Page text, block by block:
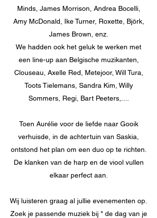
Minds, James Morrison, Andrea Bocelli,
Amy McDonald, Ike Turner, Roxette, Björk,
James Brown, enz.
We hadden ook het geluk te werken met
een line-up aan Belgische muzikanten,
Clouseau, Axelle Red, Metejoor, Will Tura,
Toots Tielemans, Sandra Kim, Willy
Sommers, Regi, Bart Peeters,....
Toen Aurélie voor de liefde naar Gooik
verhuisde, in de achtertuin van Saskia,
ontstond het plan om een duo op te richten.
De klanken van de harp en de viool vullen
elkaar perfect aan.
Wij luisteren graag al jullie evenementen op.
Zoek je passende muziek bij " de dag van je